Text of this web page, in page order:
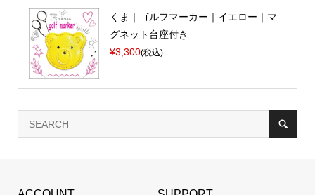
くま｜ゴルフマーカー｜イエロー｜マ
グネット台座付き
¥3,300(税込)